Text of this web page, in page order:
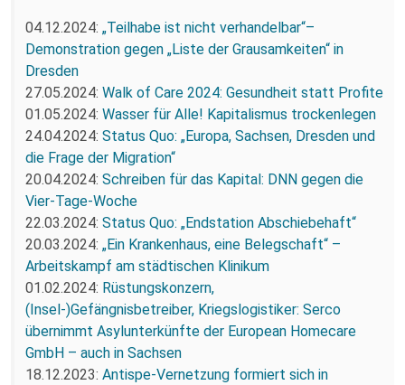
04.12.2024: „Teilhabe ist nicht verhandelbar“–
Demonstration gegen „Liste der Grausamkeiten“ in
Dresden
27.05.2024: Walk of Care 2024: Gesundheit statt Profite
01.05.2024: Wasser für Alle! Kapitalismus trockenlegen
24.04.2024: Status Quo: „Europa, Sachsen, Dresden und
die Frage der Migration“
20.04.2024: Schreiben für das Kapital: DNN gegen die
Vier-Tage-Woche
22.03.2024: Status Quo: „Endstation Abschiebehaft“
20.03.2024: „Ein Krankenhaus, eine Belegschaft“ –
Arbeitskampf am städtischen Klinikum
01.02.2024: Rüstungskonzern,
(Insel-)Gefängnisbetreiber, Kriegslogistiker: Serco
übernimmt Asylunterkünfte der European Homecare
GmbH – auch in Sachsen
18.12.2023: Antispe-Vernetzung formiert sich in